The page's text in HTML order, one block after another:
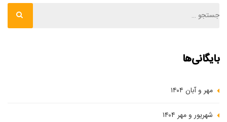
بایگانی‌ها
مهر و آبان ۱۴۰۴
شهریور و مهر ۱۴۰۴